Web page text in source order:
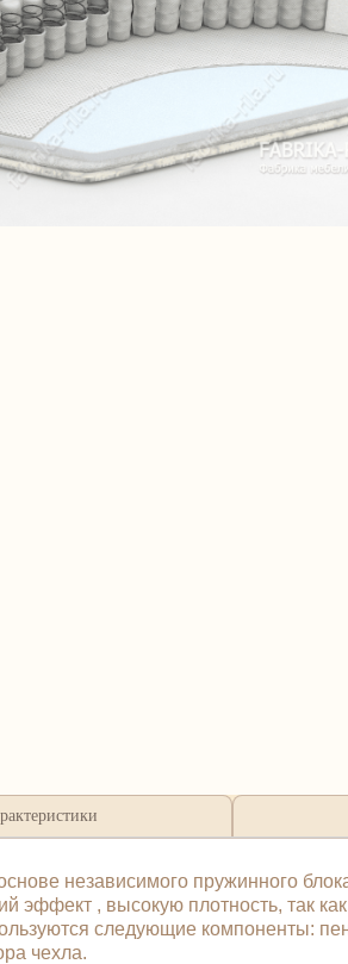
независимого пружинного
эффект , высокую плотность, так
следующие
чехла.